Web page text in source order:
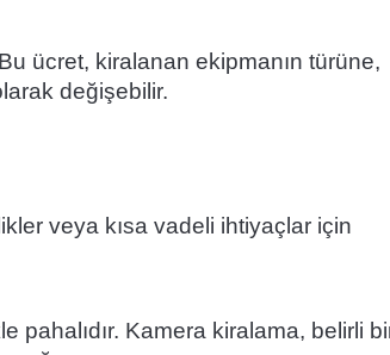
ücret, kiralanan ekipmanın türüne,
değişebilir.
veya kısa vadeli ihtiyaçlar için
pahalıdır. Kamera kiralama, belirli